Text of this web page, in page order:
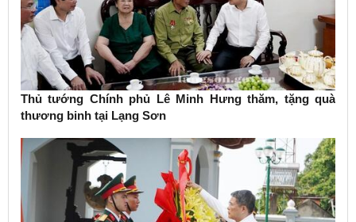
Thủ tướng Chính phủ Lê Minh Hưng thăm, tặng quà
thương binh tại Lạng Sơn